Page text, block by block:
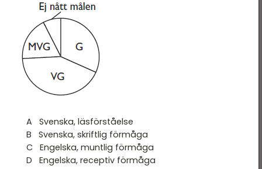
A Svenska, läsförståelse
B Svenska, skriftlig förmåga
C Engelska, muntlig förmåga
D Engelska, receptiv förmåga